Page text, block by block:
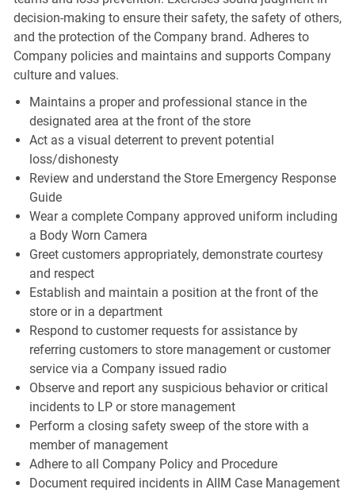
decision-making to ensure their safety, the safety of others,
and the protection of the Company brand. Adheres to
Company policies and maintains and supports Company
culture and values.
Maintains a proper and professional stance in the
designated area at the front of the store
Act as a visual deterrent to prevent potential
loss/dishonesty
Review and understand the Store Emergency Response
Guide
Wear a complete Company approved uniform including
a Body Worn Camera
Greet customers appropriately, demonstrate courtesy
and respect
Establish and maintain a position at the front of the
store or in a department
Respond to customer requests for assistance by
referring customers to store management or customer
service via a Company issued radio
Observe and report any suspicious behavior or critical
incidents to LP or store management
Perform a closing safety sweep of the store with a
member of management
Adhere to all Company Policy and Procedure
Document required incidents in AIIM Case Management